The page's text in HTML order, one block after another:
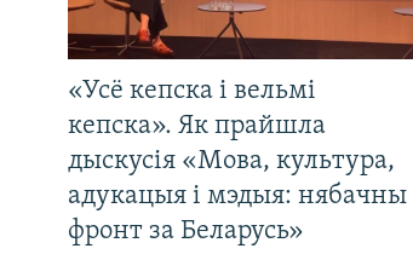
«Усё кепска і вельмі
кепска». Як прайшла
дыскусія «Мова, культура,
адукацыя і мэдыя: нябачны
фронт за Беларусь»